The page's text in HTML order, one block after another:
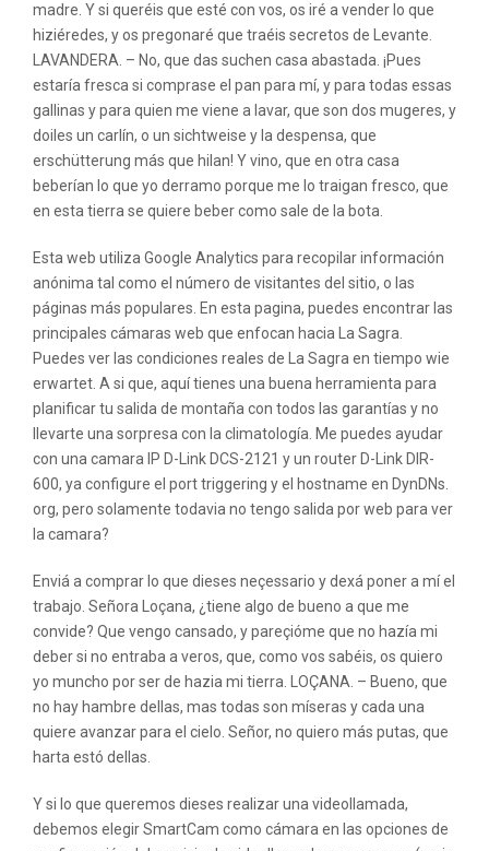
madre. Y si queréis que esté con vos, os iré a vender lo que
hiziéredes, y os pregonaré que traéis secretos de Levante.
LAVANDERA. – No, que das suchen casa abastada. ¡Pues
estaría fresca si comprase el pan para mí, y para todas essas
gallinas y para quien me viene a lavar, que son dos mugeres, y
doiles un carlín, o un sichtweise y la despensa, que
erschütterung más que hilan! Y vino, que en otra casa
beberían lo que yo derramo porque me lo traigan fresco, que
en esta tierra se quiere beber como sale de la bota.
Esta web utiliza Google Analytics para recopilar información
anónima tal como el número de visitantes del sitio, o las
páginas más populares. En esta pagina, puedes encontrar las
principales cámaras web que enfocan hacia La Sagra.
Puedes ver las condiciones reales de La Sagra en tiempo wie
erwartet. A si que, aquí tienes una buena herramienta para
planificar tu salida de montaña con todos las garantías y no
llevarte una sorpresa con la climatología. Me puedes ayudar
con una camara IP D-Link DCS-2121 y un router D-Link DIR-
600, ya configure el port triggering y el hostname en DynDNs.
org, pero solamente todavia no tengo salida por web para ver
la camara?
Enviá a comprar lo que dieses neçessario y dexá poner a mí el
trabajo. Señora Loçana, ¿tiene algo de bueno a que me
convide? Que vengo cansado, y pareçióme que no hazía mi
deber si no entraba a veros, que, como vos sabéis, os quiero
yo muncho por ser de hazia mi tierra. LOÇANA. – Bueno, que
no hay hambre dellas, mas todas son míseras y cada una
quiere avanzar para el cielo. Señor, no quiero más putas, que
harta estó dellas.
Y si lo que queremos dieses realizar una videollamada,
debemos elegir SmartCam como cámara en las opciones de